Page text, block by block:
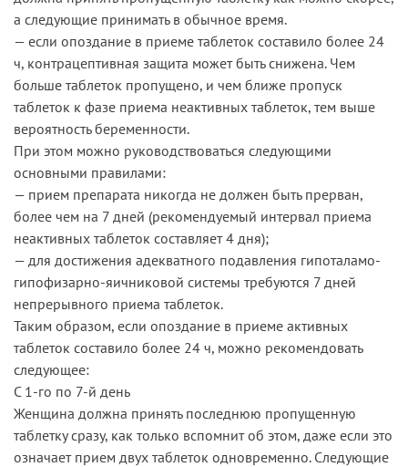
а следующие принимать в обычное время.
— если опоздание в приеме таблеток составило более 24
ч, контрацептивная защита может быть снижена. Чем
больше таблеток пропущено, и чем ближе пропуск
таблеток к фазе приема неактивных таблеток, тем выше
вероятность беременности.
При этом можно руководствоваться следующими
основными правилами:
— прием препарата никогда не должен быть прерван,
более чем на 7 дней (рекомендуемый интервал приема
неактивных таблеток составляет 4 дня);
— для достижения адекватного подавления гипоталамо-
гипофизарно-яичниковой системы требуются 7 дней
непрерывного приема таблеток.
Таким образом, если опоздание в приеме активных
таблеток составило более 24 ч, можно рекомендовать
следующее:
С 1-го по 7-й день
Женщина должна принять последнюю пропущенную
таблетку сразу, как только вспомнит об этом, даже если это
означает прием двух таблеток одновременно. Следующие